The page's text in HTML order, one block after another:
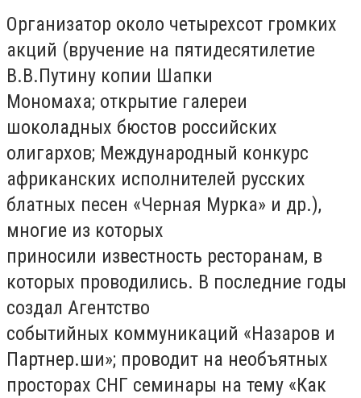
Организатор около четырехсот громких
акций (вручение на пятидесятилетие
В.В.Путину копии Шапки
Мономаха; открытие галереи
шоколадных бюстов российских
олигархов; Международный конкурс
африканских исполнителей русских
блатных песен «Черная Мурка» и др.),
многие из которых
приносили известность ресторанам, в
которых проводились. В последние годы
создал Агентство
событийных коммуникаций «Назаров и
Партнер.ши»; проводит на необъятных
просторах СНГ семинары на тему «Как